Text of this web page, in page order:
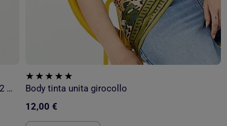
Completo body + cappello 'Marie' 'Disney' - 2 pezzi
Body tinta unita girocollo
12,00 €